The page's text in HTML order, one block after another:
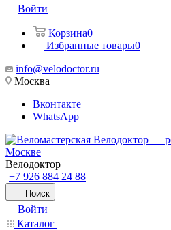
Войти
Корзина0
Избранные товары0
info@velodoctor.ru
Москва
Вконтакте
WhatsApp
Велодоктор
+7 926 884 24 88
Поиск
Войти
Каталог